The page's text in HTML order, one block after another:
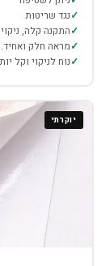
נגד שריטות
התקנה קלה,
מראה חלק ואחיד.
נוח לניקוי וקל
יוקרתי